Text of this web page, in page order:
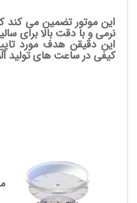
نرمی و با دقت بالا برای
این دقیقن هدف مورد
کیفی در ساعت های تولید